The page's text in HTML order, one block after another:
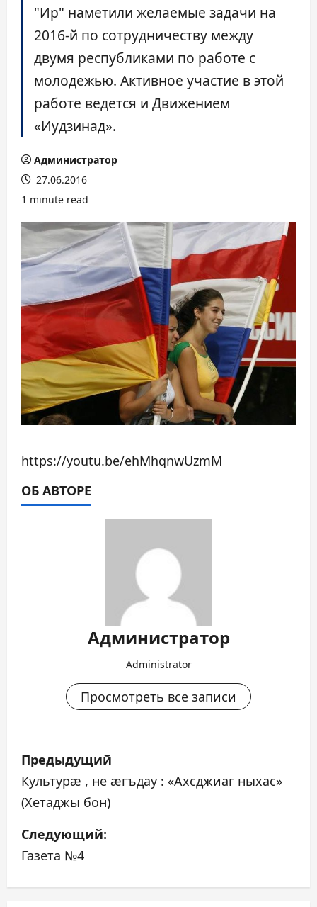
"Ир" наметили желаемые задачи на
2016-й по сотрудничеству между
двумя республиками по работе с
молодежью. Активное участие в этой
работе ведется и Движением
«Иудзинад».
Администратор
27.06.2016
1 minute read
https://youtu.be/ehMhqnwUzmM
ОБ АВТОРЕ
Администратор
Administrator
Просмотреть все записи
Н
а
в
и
Предыдущий
Культурæ , не æгъдау : «Ахсджиаг ныхас»
(Хетаджы бон)
Следующий:
Газета №4